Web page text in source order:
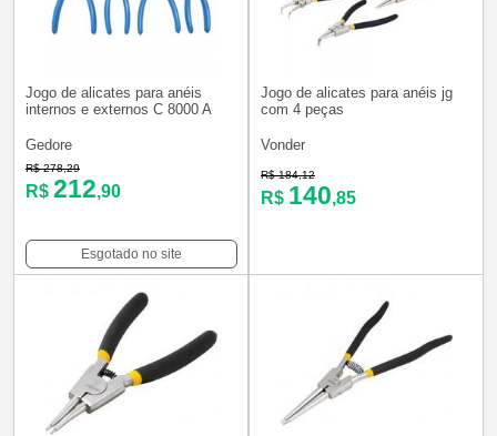
Jogo de alicates para anéis
internos e externos C 8000 A
Gedore
R$ 278,29
R$ 212,90
Esgotado no site
Jogo de alicates para anéis jg
com 4 peças
Vonder
R$ 184,12
R$ 140,85